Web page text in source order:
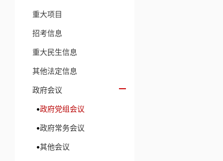
重大项目
招考信息
重大民生信息
其他法定信息
政府会议
政府党组会议
政府常务会议
其他会议